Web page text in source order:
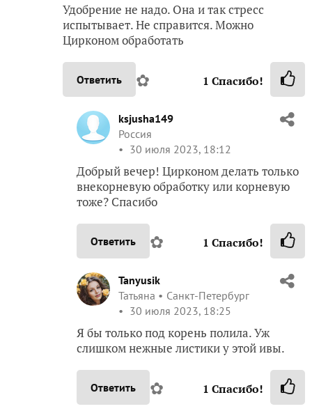
Удобрение не надо. Она и так стресс
испытывает. Не справится. Можно
Цирконом обработать
Ответить ✿ 1 Спасибо!
ksjusha149
Россия
30 июля 2023, 18:12
Добрый вечер! Цирконом делать только
внекорневую обработку или корневую
тоже? Спасибо
Ответить ✿ 1 Спасибо!
Tanyusik
Татьяна
Санкт-Петербург
30 июля 2023, 18:25
Я бы только под корень полила. Уж
слишком нежные листики у этой ивы.
Ответить ✿ 1 Спасибо!